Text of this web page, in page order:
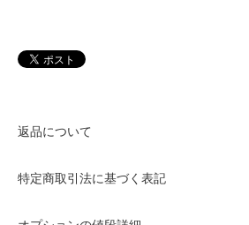
返品について
特定商取引法に基づく表記